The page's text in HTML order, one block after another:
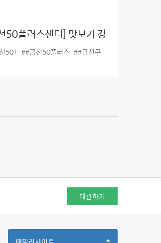
50플러스센터] 맛보기 강
! #ICT활용 치매돌봄전문
50+ ##금천50플러스 ##금천구
대관하기